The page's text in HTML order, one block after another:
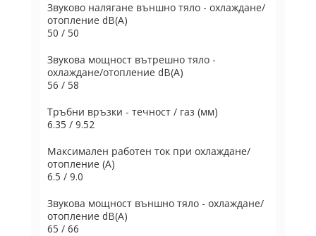
Звуково налягане външно тяло - охлаждане/
отопление dB(A)
50 / 50
Звукова мощност вътрешно тяло -
охлаждане/отопление dB(A)
56 / 58
Тръбни връзки - течност / газ (мм)
6.35 / 9.52
Максимален работен ток при охлаждане/
отопление (A)
6.5 / 9.0
Звукова мощност външно тяло - охлаждане/
отопление dB(A)
65 / 66